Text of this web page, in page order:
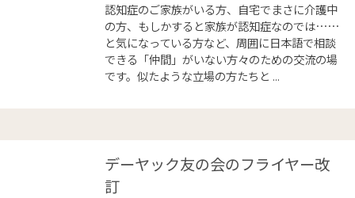
認知症のご家族がいる方、自宅でまさに介護中
の方、もしかすると家族が認知症なのでは……
と気になっている方など、周囲に日本語で相談
できる「仲間」がいない方々のための交流の場
です。似たような立場の方たちと ...
デーヤック友の会のフライヤー改
訂